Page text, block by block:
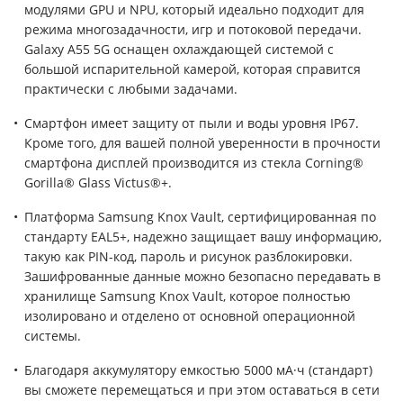
модулями GPU и NPU, который идеально подходит для
режима многозадачности, игр и потоковой передачи.
Galaxy A55 5G оснащен охлаждающей системой с
большой испарительной камерой, которая справится
практически с любыми задачами.
Смартфон имеет защиту от пыли и воды уровня IP67.
Кроме того, для вашей полной уверенности в прочности
смартфона дисплей производится из стекла Corning®
Gorilla® Glass Victus®+.
Платформа Samsung Knox Vault, сертифицированная по
стандарту EAL5+, надежно защищает вашу информацию,
такую как PIN-код, пароль и рисунок разблокировки.
Зашифрованные данные можно безопасно передавать в
хранилище Samsung Knox Vault, которое полностью
изолировано и отделено от основной операционной
системы.
Благодаря аккумулятору емкостью 5000 мА·ч (стандарт)
вы сможете перемещаться и при этом оставаться в сети